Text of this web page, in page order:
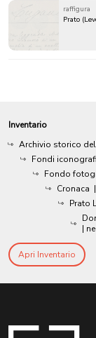
raffigura
Prato
Inventario
Archivio storico
Fondi
Fondo
Cronaca
Prato
|
Apri Inventario